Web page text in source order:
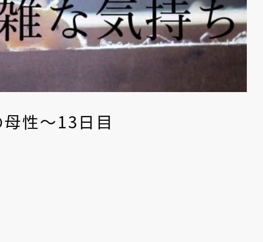
性〜13日目